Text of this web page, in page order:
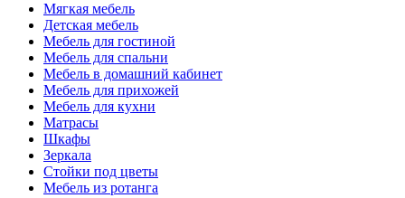
Мягкая мебель
Детская мебель
Мебель для гостиной
Мебель для спальни
Мебель в домашний кабинет
Мебель для прихожей
Мебель для кухни
Матрасы
Шкафы
Зеркала
Стойки под цветы
Мебель из ротанга